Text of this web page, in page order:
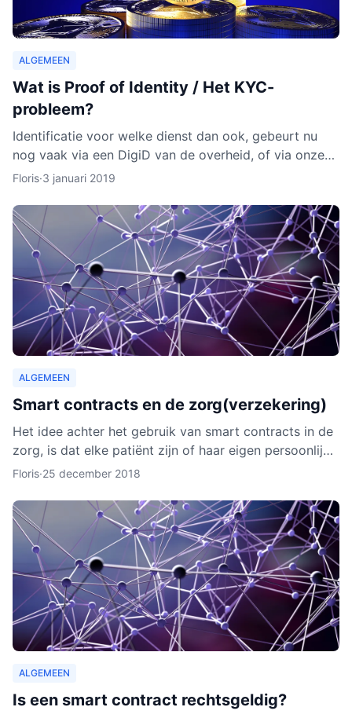
ALGEMEEN
Wat is Proof of Identity / Het KYC-
probleem?
Identificatie voor welke dienst dan ook, gebeurt nu
nog vaak via een DigiD van de overheid, of via onze
identiteitskaart. In sommige gevallen moeten we zelfs
Floris·3 januari 2019
ALGEMEEN
Smart contracts en de zorg(verzekering)
Het idee achter het gebruik van smart contracts in de
zorg, is dat elke patiënt zijn of haar eigen persoonlijke
data vanaf ieder online apparaat kan inzien en b
Floris·25 december 2018
ALGEMEEN
Is een smart contract rechtsgeldig?